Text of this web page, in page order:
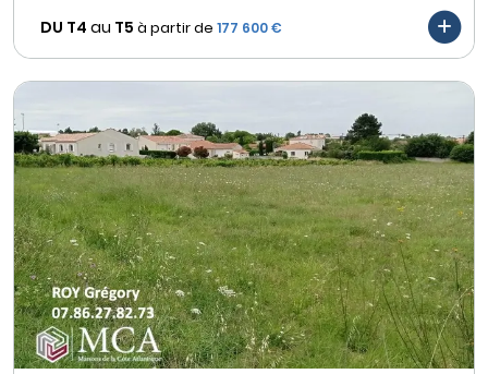
DU T4 au T5 à partir de 177 600 €